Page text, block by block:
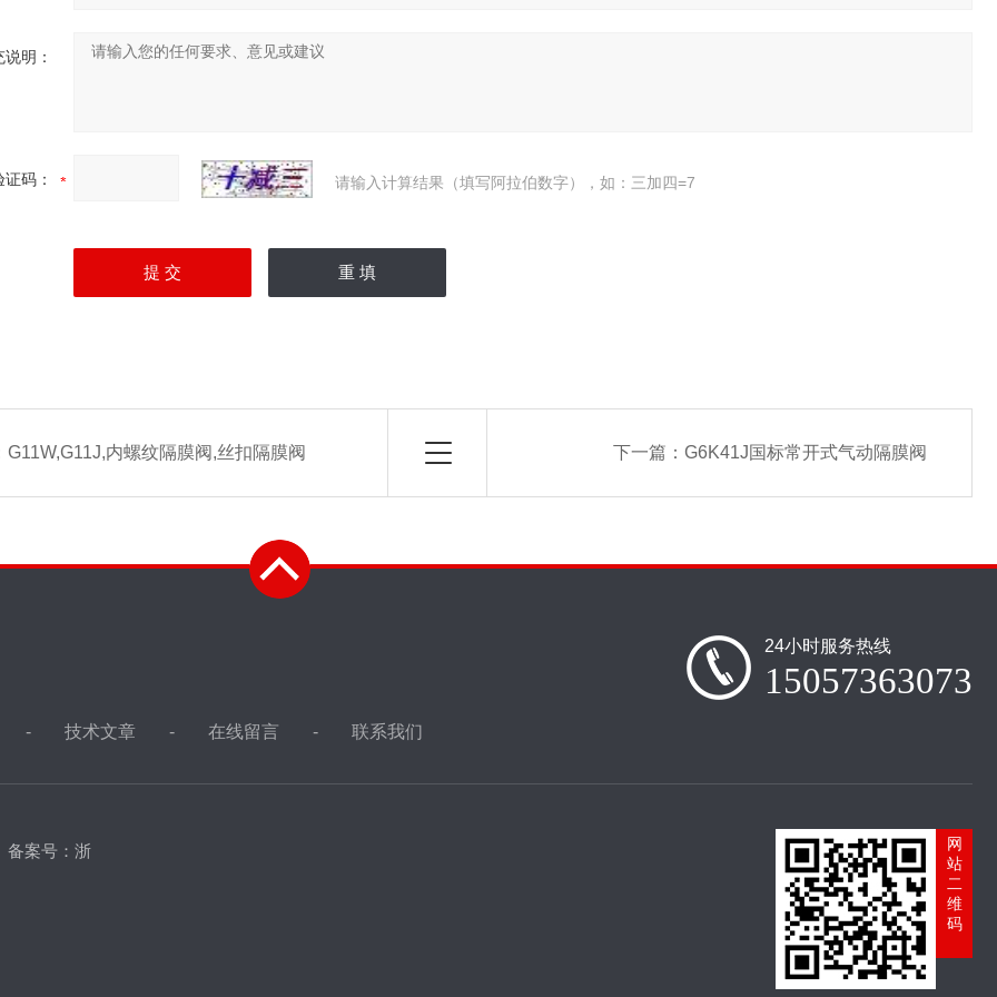
明：
证码： 请输入计算结果（填写阿拉伯数字），如：三加四=7
G11W,G11J,内螺纹隔膜阀,丝扣隔膜阀 下一篇： G6K41J国标常开式气动隔膜阀
技术文章 在线留言 联系我们
24小时服务热线
15057363073
备案号：浙
网
站
二
维
码